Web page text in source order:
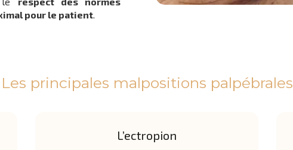
pour le patient.
Les principales malpositions palpébrales
L’ectropion